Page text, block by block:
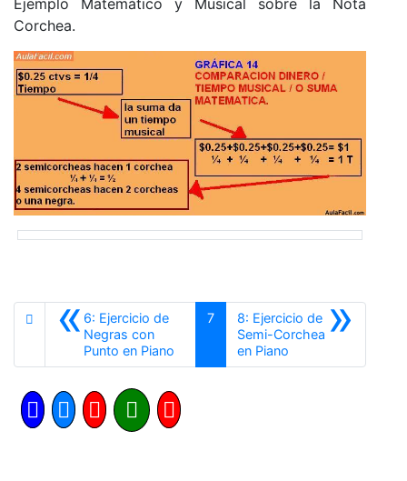
Corchea.
«6: Ejercicio de
Negras con
Punto en Piano
7 »
8: Ejercicio de
Semi-Corchea
en PianoSiguiente